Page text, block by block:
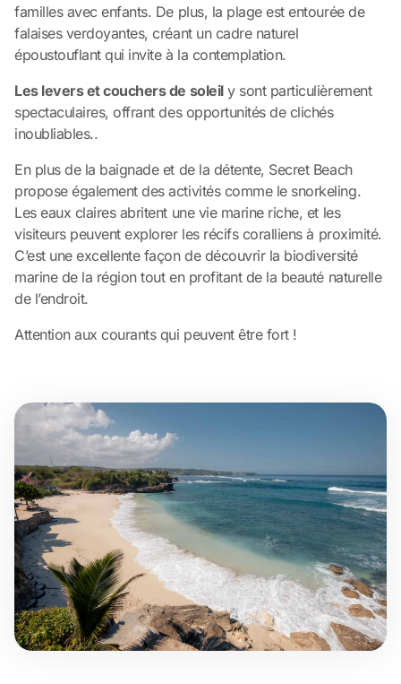
familles avec enfants. De plus, la plage est entourée de
falaises verdoyantes, créant un cadre naturel
époustouflant qui invite à la contemplation.
Les levers et couchers de soleily sont particulièrement
spectaculaires, offrant des opportunités de clichés
inoubliables..
En plus de la baignade et de la détente, Secret Beach
propose également des activités comme le snorkeling.
Les eaux claires abritent une vie marine riche, et les
visiteurs peuvent explorer les récifs coralliens à proximité.
C’est une excellente façon de découvrir la biodiversité
marine de la région tout en profitant de la beauté naturelle
de l’endroit.
Attention aux courants qui peuvent être fort !